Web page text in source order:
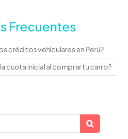
Frecuentes
créditos vehiculares en Perú?
cuota inicial al comprar tu carro?